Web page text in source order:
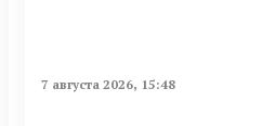
7 августа 2026, 15:48